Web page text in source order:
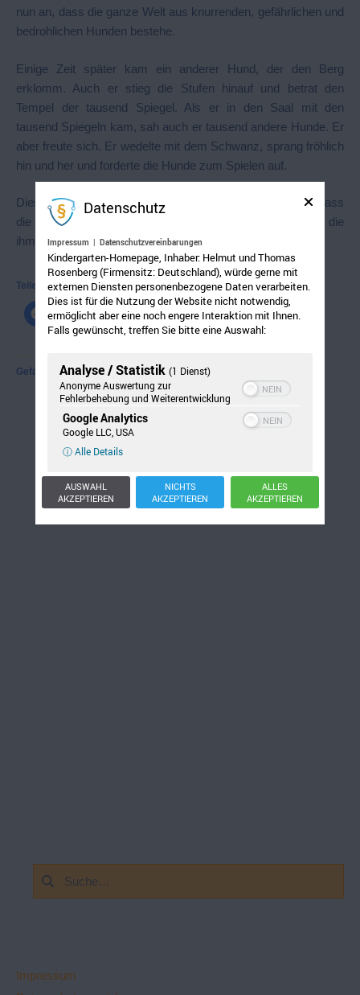
nun an, dass die ganze Welt aus knurrenden, gefährlichen und
bedrohlichen Hunden bestehe.
Einige Zeit später kam ein anderer Hund, der den Berg
erklomm. Auch er stieg die Stufen hinauf und betrat den
Tempel der tausend Spiegel. Als er in den Saal mit den
tausend Spiegeln kam, sah auch er tausend andere Hunde. Er
aber freute sich. Er wedelte mit dem Schwanz, sprang fröhlich
hin und her und forderte die Hunde zum Spielen auf.
Dieser Hund verließ den Tempel mit der Überzeugung, dass
die ganze Welt aus netten, freundlichen Hunden bestehe, die
ihm wohlgesonnen sind.
Teilen mit:
Gefällt mir:
Suchen
nach:
Impressum
Datenschutz
Impressum | Datenschutzvereinbarungen
Kindergarten-Homepage, Inhaber: Helmut und Thomas
Rosenberg (Firmensitz: Deutschland), würde gerne mit
externen Diensten personenbezogene Daten verarbeiten.
Dies ist für die Nutzung der Website nicht notwendig,
ermöglicht aber eine noch engere Interaktion mit Ihnen.
Falls gewünscht, treffen Sie bitte eine Auswahl:
Analyse / Statistik (1 Dienst)
Anonyme Auswertung zur
Fehlerbehebung und Weiterentwicklung
Google Analytics
Google LLC, USA
ⓘ Alle Details
AUSWAHL
AKZEPTIEREN
NICHTS
AKZEPTIEREN
ALLES
AKZEPTIEREN